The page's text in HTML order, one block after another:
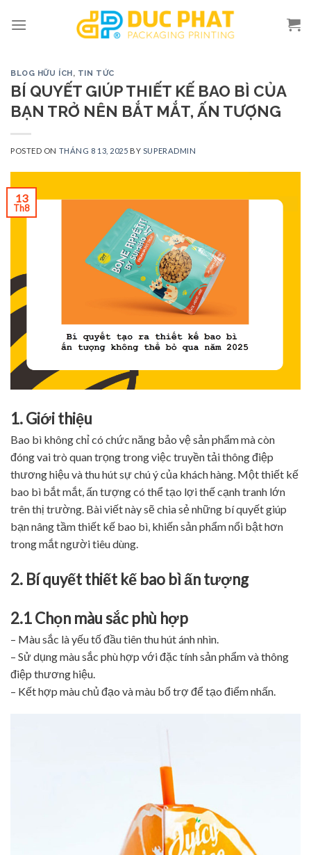
BLOG HỮU ÍCH, TIN TỨC
BÍ QUYẾT GIÚP THIẾT KẾ BAO BÌ CỦA
BẠN TRỞ NÊN BẮT MẮT, ẤN TƯỢNG
POSTED ON THÁNG 8 13, 2025 BY SUPERADMIN
13
Th8
1. Giới thiệu
Bao bì không chỉ có chức năng bảo vệ sản phẩm mà còn
đóng vai trò quan trọng trong việc truyền tải thông điệp
thương hiệu và thu hút sự chú ý của khách hàng. Một thiết kế
bao bì bắt mắt, ấn tượng có thể tạo lợi thế cạnh tranh lớn
trên thị trường. Bài viết này sẽ chia sẻ những bí quyết giúp
bạn nâng tầm thiết kế bao bì, khiến sản phẩm nổi bật hơn
trong mắt người tiêu dùng.
2. Bí quyết thiết kế bao bì ấn tượng
2.1 Chọn màu sắc phù hợp
– Màu sắc là yếu tố đầu tiên thu hút ánh nhìn.
– Sử dụng màu sắc phù hợp với đặc tính sản phẩm và thông
điệp thương hiệu.
– Kết hợp màu chủ đạo và màu bổ trợ để tạo điểm nhấn.